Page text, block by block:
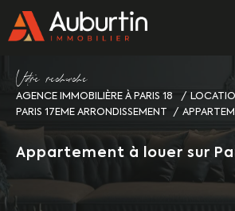
Vore recece
AGENCE IMMOBILIÈRE À PARIS 18
PARIS 17EME ARRONDISSEMENT
Appartement à louer sur